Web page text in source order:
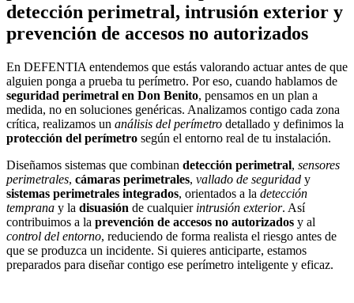
detección perimetral, intrusión exterior y
prevención de accesos no autorizados
En DEFENTIA entendemos que estás valorando actuar antes de que
alguien ponga a prueba tu perímetro. Por eso, cuando hablamos de
seguridad perimetral en Don Benito, pensamos en un plan a
medida, no en soluciones genéricas. Analizamos contigo cada zona
crítica, realizamos un análisis del perímetro detallado y definimos la
protección del perímetro según el entorno real de tu instalación.
Diseñamos sistemas que combinan detección perimetral, sensores
perimetrales, cámaras perimetrales, vallado de seguridad y
sistemas perimetrales integrados, orientados a la detección
temprana y la disuasión de cualquier intrusión exterior. Así
contribuimos a la prevención de accesos no autorizados y al
control del entorno, reduciendo de forma realista el riesgo antes de
que se produzca un incidente. Si quieres anticiparte, estamos
preparados para diseñar contigo ese perímetro inteligente y eficaz.